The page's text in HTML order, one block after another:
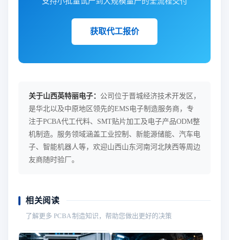
获取代工报价
关于山西英特丽电子： 公司位于晋城经济技术开发区，
是华北以及中原地区领先的EMS电子制造服务商，专
注于PCBA代工代料、SMT贴片加工及电子产品ODM整
机制造。服务领域涵盖工业控制、新能源储能、汽车电
子、智能机器人等，欢迎山西山东河南河北陕西等周边
友商随时验厂。
相关阅读
了解更多 PCBA 制造知识，帮助您做出更好的决策